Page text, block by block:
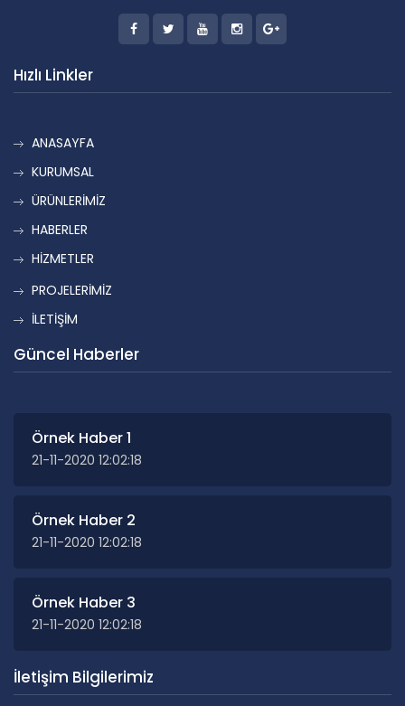
Hızlı Linkler
ANASAYFA
KURUMSAL
ÜRÜNLERİMİZ
HABERLER
HİZMETLER
PROJELERİMİZ
İLETİŞİM
Güncel Haberler
Örnek Haber 1
21-11-2020 12:02:18
Örnek Haber 2
21-11-2020 12:02:18
Örnek Haber 3
21-11-2020 12:02:18
İletişim Bilgilerimiz